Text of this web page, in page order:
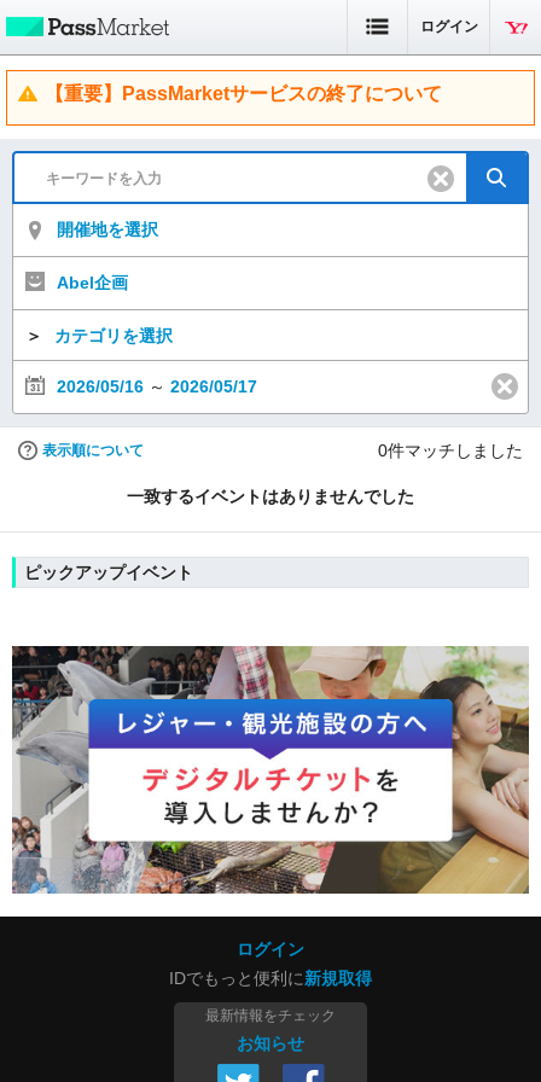
ログイン
【重要】PassMarketサービスの終了について
開催地を選択
Abel企画
＞ カテゴリを選択
2026/05/16 ～ 2026/05/17
表示順について 0件マッチしました
一致するイベントはありませんでした
ピックアップイベント
ログイン
IDでもっと便利に新規取得
最新情報をチェック
お知らせ